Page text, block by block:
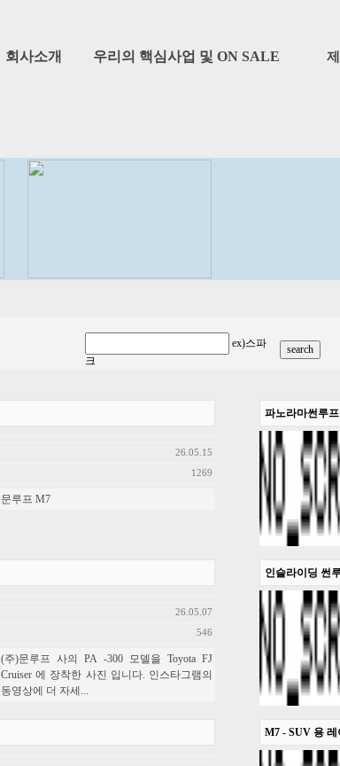
회사소개 우리의 핵심사업 및 ON SALE
ex)스파
크
26.05.15
1269
문루프 M7
파노라마썬루
26.05.07
546
(주)문루프 사의 PA -300 모델을 Toyota FJ
Cruiser 에 장착한 사진 입니다. 인스타그램의
동영상에 더 자세...
인슬라이딩 썬
M7 - SUV 용 레